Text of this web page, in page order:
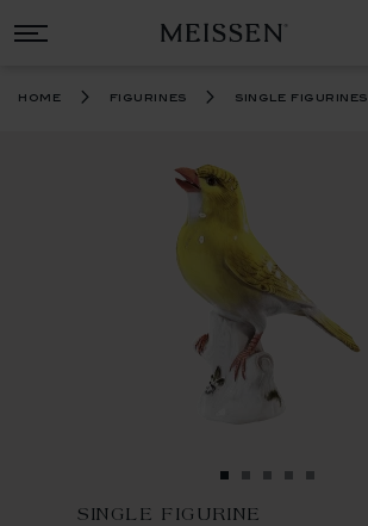
home figurines single figurines
SINGLE FIGURINE